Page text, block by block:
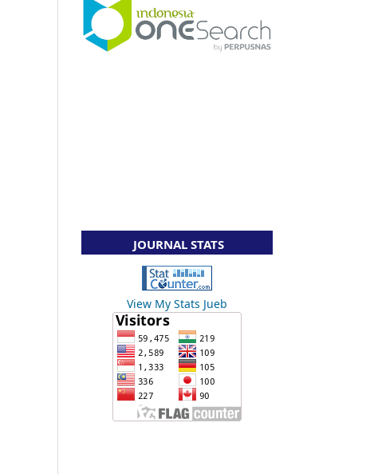
JOURNAL STATS
View My Stats Jueb